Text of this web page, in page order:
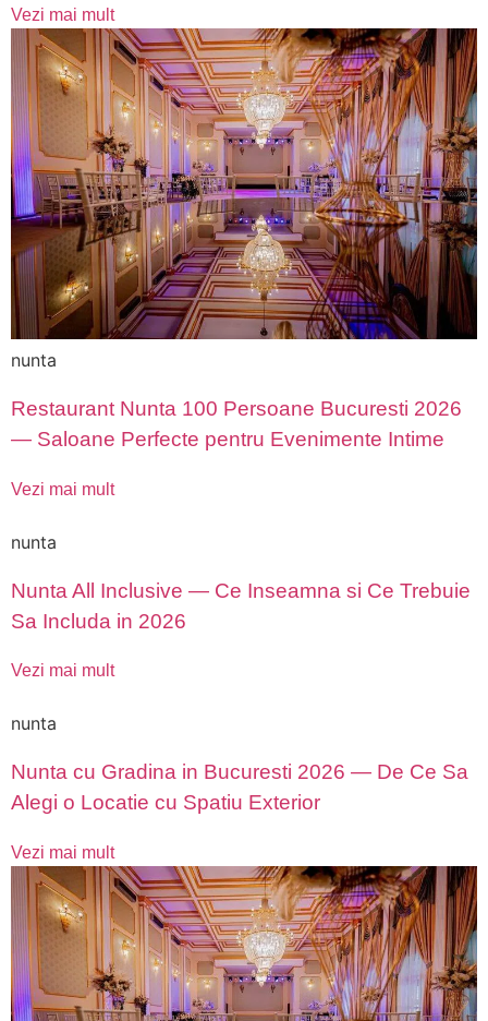
Vezi mai mult
nunta
Restaurant Nunta 100 Persoane Bucuresti 2026
— Saloane Perfecte pentru Evenimente Intime
Vezi mai mult
nunta
Nunta All Inclusive — Ce Inseamna si Ce Trebuie
Sa Includa in 2026
Vezi mai mult
nunta
Nunta cu Gradina in Bucuresti 2026 — De Ce Sa
Alegi o Locatie cu Spatiu Exterior
Vezi mai mult